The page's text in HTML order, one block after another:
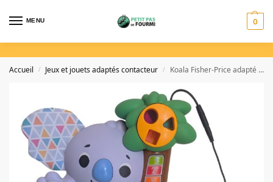
MENU 0
Accueil / Jeux et jouets adaptés contacteur / Koala Fisher-Price adapté contacteur